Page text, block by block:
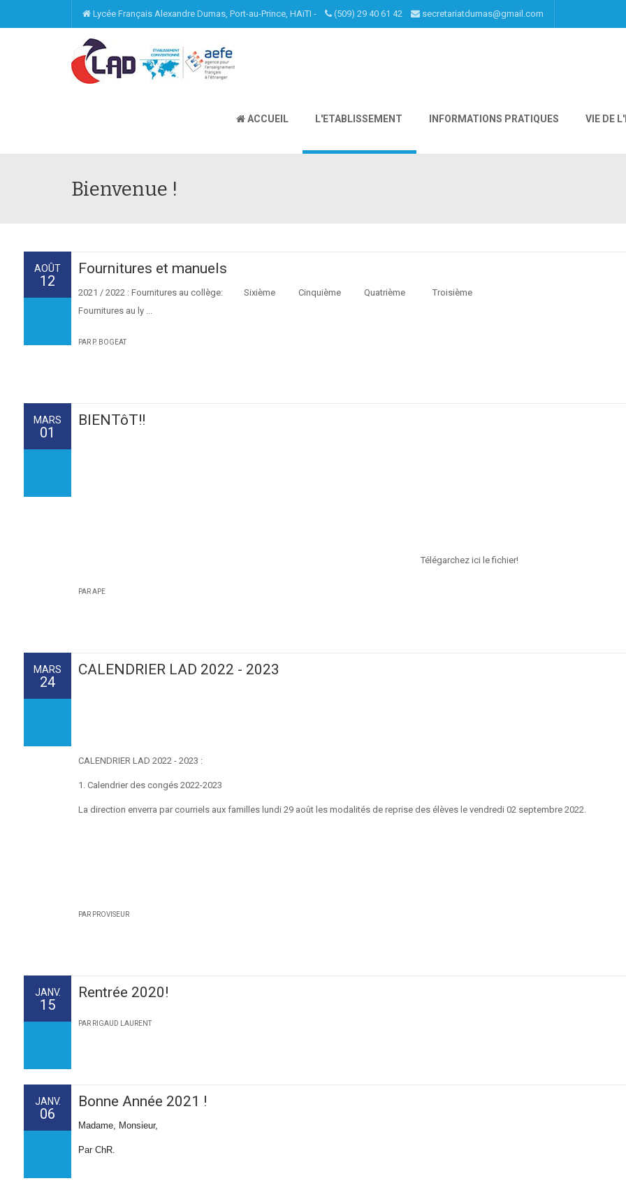
Lycée Français Alexandre Dumas, Port-au-Prince, HAïTI - (509) 29 40 61 42 secretariatdumas@gmail.com
ACCUEIL L'ETABLISSEMENT INFORMATIONS PRATIQUES VIE DE
Bienvenue !
Fournitures et manuels
2021 / 2022 : Fournitures au collège: Sixième Cinquième Quatrième Troisième
Fournitures au ly ...
PAR P. BOGEAT
AOÛT
12
BIENTôT!!
Télégarchez ici le fichier!
PAR APE
MARS
01
CALENDRIER LAD 2022 - 2023
CALENDRIER LAD 2022 - 2023 :
1. Calendrier des congés 2022-2023
La direction enverra par courriels aux familles lundi 29 août les modalités de reprise des élèves le vendredi 02 septembre 2022.
PAR PROVISEUR
MARS
24
Rentrée 2020!
PAR RIGAUD LAURENT
JANV.
15
Bonne Année 2021 !
Madame, Monsieur,
Par ChR.
JANV.
06